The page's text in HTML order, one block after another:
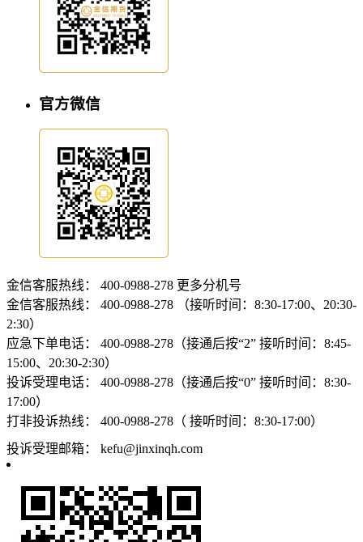
官方微信
金信客服热线： 400-0988-278 更多分机号
金信客服热线：
400-0988-278 （接听时间：8:30-17:00、20:30-
2:30）
应急下单电话：
400-0988-278（接通后按“2” 接听时间：8:45-
15:00、20:30-2:30）
投诉受理电话：
400-0988-278（接通后按“0” 接听时间：8:30-
17:00）
打非投诉热线：
400-0988-278（ 接听时间：8:30-17:00）
投诉受理邮箱：
kefu@jinxinqh.com